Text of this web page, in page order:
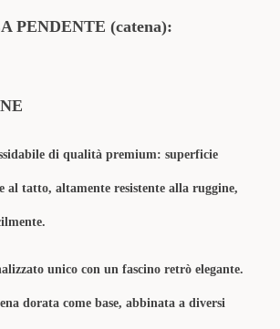
PENDENTE (catena):
di qualità premium: superficie
al tatto, altamente resistente alla ruggine,
unico con un fascino retrò elegante.
dorata come base, abbinata a diversi